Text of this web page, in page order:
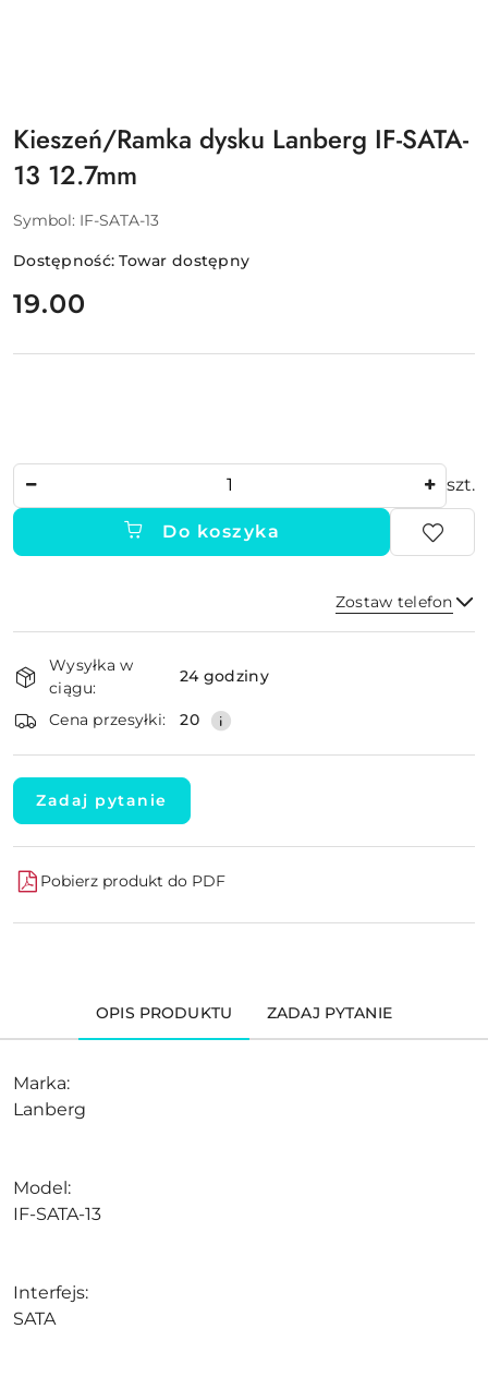
Kieszeń/Ramka dysku Lanberg IF-SATA-
13 12.7mm
Symbol: IF-SATA-13
Dostępność:Towar dostępny
cena:
19.00
szt.
Do koszyka
Zostaw telefon
Dostępność
i
dostawa
Wysyłka w
ciągu:
24 godziny
Cena przesyłki: 20
Zadaj pytanie
Pobierz produkt do PDF
OPIS PRODUKTU ZADAJ PYTANIE
Marka:
Lanberg
Model:
IF-SATA-13
Interfejs:
SATA